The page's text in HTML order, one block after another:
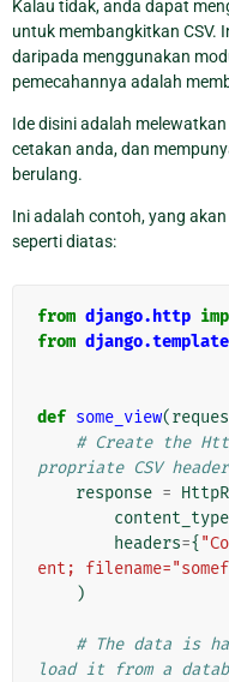
Kalau tidak, anda dapat
untuk membangkitkan CSV.
daripada menggunakan
pemecahannya adalah
Ide disini adalah
cetakan anda, dan
berulang.
Ini adalah contoh, yang
seperti diatas:
from django.http
from django.template
def some_view(
# Create the
propriate CSV
response =
content_type
headers={
ent;
)
# The data is
load it from a